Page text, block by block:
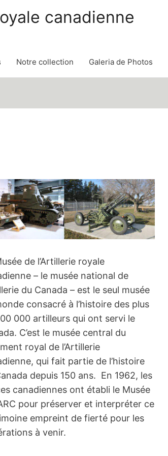
canadienne
Notre collection Galeria de Photos
de l’Artillerie royale
– le musée national de
du Canada – est le seul musée
consacré à l’histoire des plus
000 artilleurs qui ont servi le
C’est le musée central du
royal de l’Artillerie
qui fait partie de l’histoire
depuis 150 ans. En 1962, les
canadiennes ont établi le Musée
pour préserver et interpréter ce
empreint de fierté pour les
à venir.